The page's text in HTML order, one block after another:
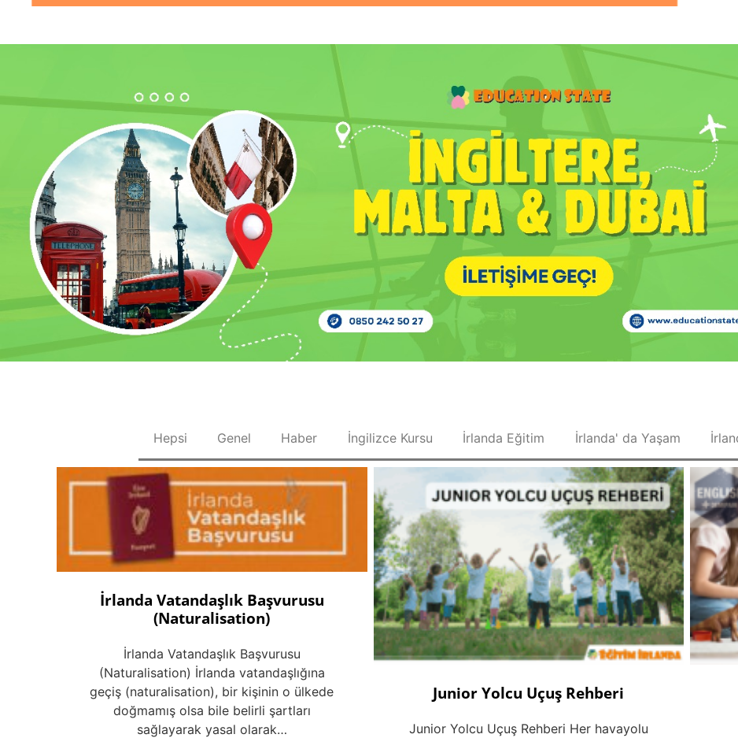
Hepsi Genel Haber İngilizce Kursu İrlanda Eğitim İrlanda' da Yaşam
İrlanda Vatandaşlık Başvurusu
(Naturalisation)
İrlanda Vatandaşlık Başvurusu
(Naturalisation) İrlanda vatandaşlığına
geçiş (naturalisation), bir kişinin o ülkede
doğmamış olsa bile belirli şartları
sağlayarak yasal olarak…
Junior Yolcu Uçuş Rehberi
Junior Yolcu Uçuş Rehberi Her havayolu